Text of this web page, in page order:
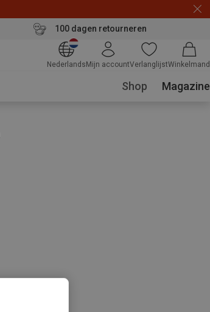
100 dagen retourneren
Nederlands Mijn accountVerlanglijstWinkelmand
Shop Magazine